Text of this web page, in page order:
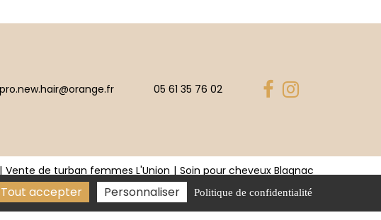
pro.new.hair@orange.fr 05 61 35 76 02
Vente de turban femmes L'Union
Soin pour cheveux Blagnac
Toulouse
Tout accepter Personnaliser Politique de confidentialité